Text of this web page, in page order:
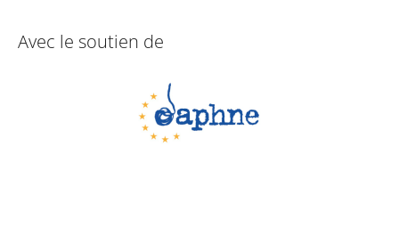
Avec le soutien de